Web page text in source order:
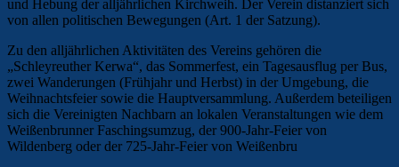
und Hebung der alljährlichen Kirchweih. Der Verein distanziert sich
von allen politischen Bewegungen (Art. 1 der Satzung).
Zu den alljährlichen Aktivitäten des Vereins gehören die
„Schleyreuther Kerwa“, das Sommerfest, ein Tagesausflug per Bus,
zwei Wanderungen (Frühjahr und Herbst) in der Umgebung, die
Weihnachtsfeier sowie die Hauptversammlung. Außerdem beteiligen
sich die Vereinigten Nachbarn an lokalen Veranstaltungen wie dem
Weißenbrunner Faschingsumzug, der 900-Jahr-Feier von
Wildenberg oder der 725-Jahr-Feier von Weißenbru